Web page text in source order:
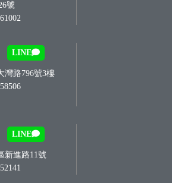
號
LINE
灣路796號3樓
LINE
新進路11號